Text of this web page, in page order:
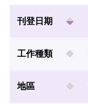
刊登日期
工作種類
地區